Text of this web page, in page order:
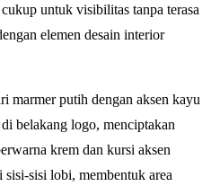
untuk visibilitas tanpa terasa
elemen desain interior
marmer putih dengan aksen kayu
belakang logo, menciptakan
krem dan kursi aksen
sisi lobi, membentuk area